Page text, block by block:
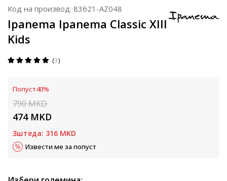
Код на производ: 83621-AZ048
Ipanema Ipanema Classic XIII
Kids
3
Попуст40%
790MKD
474 MKD
Зштеда: 316 MKD
Извести ме за попуст